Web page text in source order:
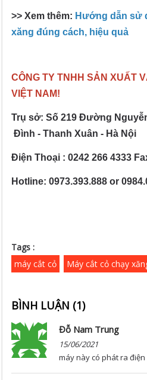
>> Xem thêm: Hướng dẫn sử
xăng đúng cách, hiệu quả
CÔNG TY TNHH SẢN XUẤT
VIỆT NAM!
Trụ sở: Số 219 Đường
Đình - Thanh Xuân - Hà Nội
Điện Thoại : 0242 266 4333
Hotline: 0973.393.888 or
Tags :
máy cắt cỏ
Máy cắt cỏ chạy
BÌNH LUẬN (1)
Đỗ Nam Trung
15/06/2021
máy này có phát ra điện